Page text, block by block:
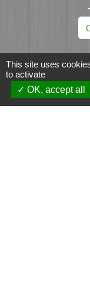
This site uses
to activate
OK, accept all